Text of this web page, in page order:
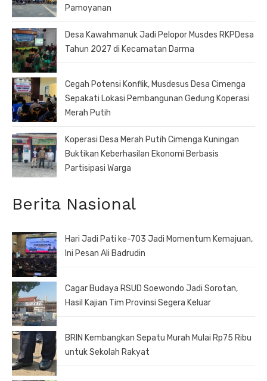
Pamoyanan
Desa Kawahmanuk Jadi Pelopor Musdes RKPDesa
Tahun 2027 di Kecamatan Darma
Cegah Potensi Konflik, Musdesus Desa Cimenga
Sepakati Lokasi Pembangunan Gedung Koperasi
Merah Putih
Koperasi Desa Merah Putih Cimenga Kuningan
Buktikan Keberhasilan Ekonomi Berbasis
Partisipasi Warga
Berita Nasional
Hari Jadi Pati ke-703 Jadi Momentum Kemajuan,
Ini Pesan Ali Badrudin
Cagar Budaya RSUD Soewondo Jadi Sorotan,
Hasil Kajian Tim Provinsi Segera Keluar
BRIN Kembangkan Sepatu Murah Mulai Rp75 Ribu
untuk Sekolah Rakyat